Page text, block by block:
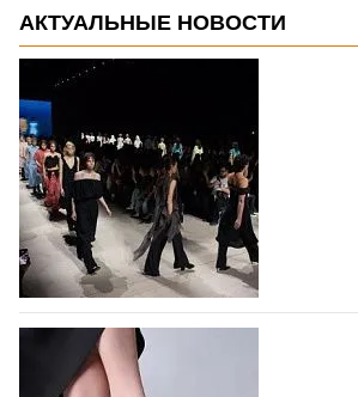
АКТУАЛЬНЫЕ НОВОСТИ
На участие в Московской
подано 1047 заявок